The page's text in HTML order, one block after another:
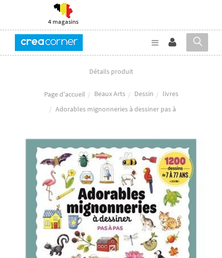
4 magasins
Détails produit
Page d'accueil Beaux Arts Dessin
livres
Adorables mignonneries à dessiner pas à